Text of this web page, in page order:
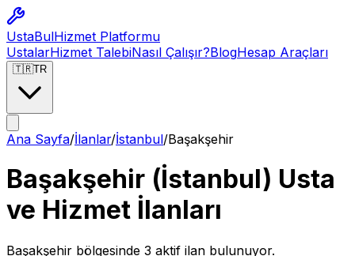
UstaBulHizmet Platformu
UstalarHizmet TalebiNasıl Çalışır?BlogHesap Araçları
🇹🇷TR
Ana Sayfa/İlanlar/İstanbul/Başakşehir
Başakşehir (İstanbul) Usta
ve Hizmet İlanları
Başakşehir bölgesinde 3 aktif ilan bulunuyor.